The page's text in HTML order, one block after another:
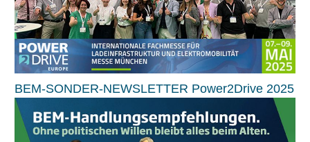
BEM-SONDER-NEWSLETTER Power2Drive 2025